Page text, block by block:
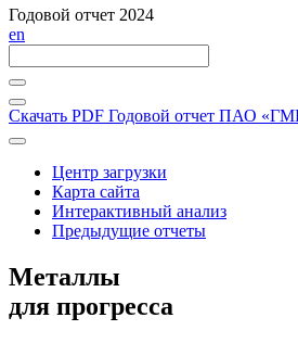
Годовой отчет 2024
en
Скачать PDF Годовой отчет ПАО
Центр загрузки
Карта сайта
Интерактивный анализ
Предыдущие отчеты
Металлы
для прогресса